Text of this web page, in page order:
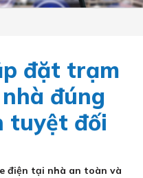
đặt trạm
đúng
tuyệt đối
điện tại nhà an toàn và